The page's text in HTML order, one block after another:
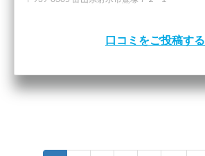
口コミをご投稿する